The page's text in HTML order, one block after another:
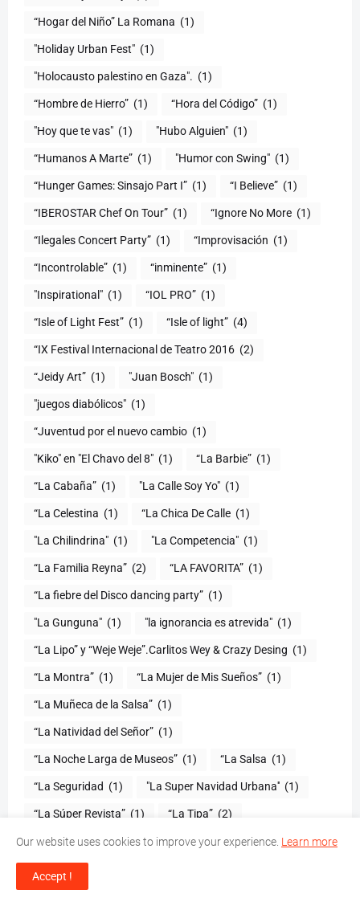
“Hogar del Niño” La Romana (1)
(1)
"Holocausto palestino en Gaza". (1)
“Hombre de Hierro” (1) (1)
"Hoy que te vas" (1) "Hubo Alguien" (1)
“Humanos A Marte” (1) "Humor con Swing" (1)
(1) “I Believe” (1)
“IBEROSTAR Chef On Tour” (1) “Ignore No More (1)
“Ilegales Concert Party” (1) “Improvisación (1)
“Incontrolable” (1) “inminente” (1)
"Inspirational" (1) “IOL PRO” (1)
“Isle of Light Fest” (1) “Isle of light” (4)
“IX Festival Internacional de Teatro 2016 (2)
“Jeidy Art” (1) "Juan Bosch" (1)
"juegos diabólicos" (1)
“Juventud por el nuevo cambio (1)
"Kiko" en "El Chavo del 8" (1) “La Barbie” (1)
“La Cabaña” (1) "La Calle Soy Yo" (1)
“La Celestina (1) “La Chica De Calle (1)
"La Chilindrina" (1) "La Competencia" (1)
“La Familia Reyna” (2) “LA FAVORITA” (1)
“La fiebre del Disco dancing party” (1)
(1) "la ignorancia es atrevida" (1)
“La Lipo” y “Weje Weje”.Carlitos Wey & Crazy Desing (1)
“La Montra” (1) “La Mujer de Mis Sueños” (1)
“La Muñeca de la Salsa” (1)
“La Natividad del Señor” (1)
“La Noche Larga de Museos” (1) “La Salsa (1)
“La Seguridad (1) "La Super Navidad Urbana'' (1)
“La Súper Revista” (1) “La Tipa” (2)
“La traición” (1) “La Transformación (1)
“La vida del solista no es fácil”
Our website uses cookies to improve your experience. Learn more
Accept !